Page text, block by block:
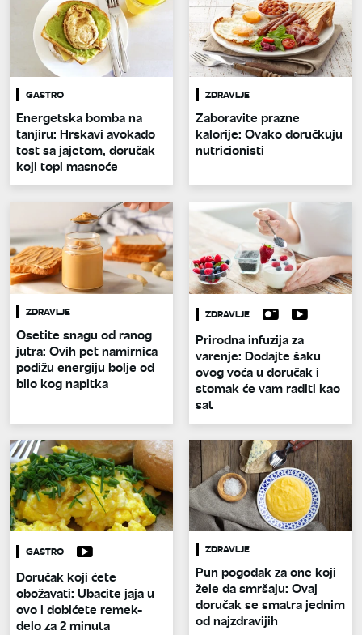
GASTRO
Energetska bomba na
tanjiru: Hrskavi avokado
tost sa jajetom, doručak
koji topi masnoće
ZDRAVLJE
Zaboravite prazne
kalorije: Ovako doručkuju
nutricionisti
ZDRAVLJE
Osetite snagu od ranog
jutra: Ovih pet namirnica
podižu energiju bolje od
bilo kog napitka
ZDRAVLJE
Prirodna infuzija za
varenje: Dodajte šaku
ovog voća u doručak i
stomak će vam raditi kao
sat
GASTRO
Doručak koji ćete
obožavati: Ubacite jaja u
ovo i dobićete remek-
delo za 2 minuta
ZDRAVLJE
Pun pogodak za one koji
žele da smršaju: Ovaj
doručak se smatra jednim
od najzdravijih